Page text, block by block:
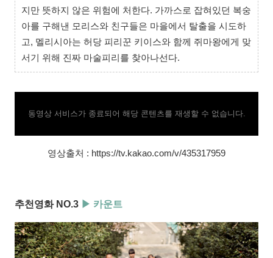
지만 뜻하지 않은 위험에 처한다. 가까스로 잡혀있던 복숭
아를 구해낸 모리스와 친구들은 마을에서 탈출을 시도하
고, 멜리시아는 허당 피리꾼 키이스와 함께 쥐마왕에게 맞
서기 위해 진짜 마술피리를 찾아나선다.
동영상 서비스가 종료되어 해당 콘텐츠를 재생할 수 없습니다.
영상출처 : https://tv.kakao.com/v/435317959
추천영화 NO.3 ▶ 카운트